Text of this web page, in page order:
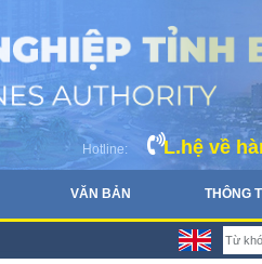
Hotline: L.hệ về
VĂN BẢN THÔNG